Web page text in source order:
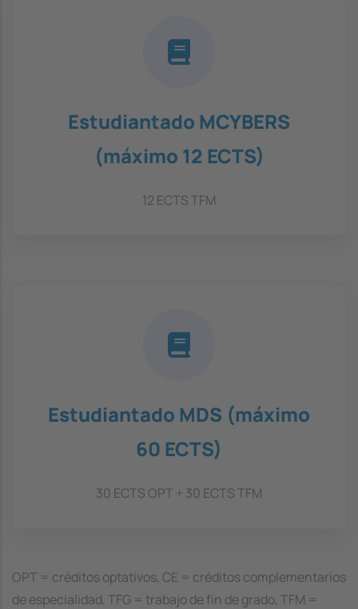
Estudiantado MCYBERS
(máximo 12 ECTS)
12 ECTS TFM
Estudiantado MDS (máximo
60 ECTS)
30 ECTS OPT + 30 ECTS TFM
OPT = créditos optativos, CE = créditos complementarios
de especialidad, TFG = trabajo de fin de grado, TFM =